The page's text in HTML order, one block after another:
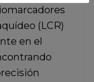
(LCR)
en el